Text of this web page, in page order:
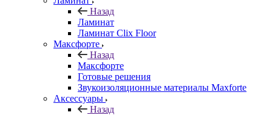
Назад
Ламинат
Ламинат Clix Floor
Максфорте
Назад
Максфорте
Готовые решения
Звукоизоляционные материалы Maxforte
Аксессуары
Назад